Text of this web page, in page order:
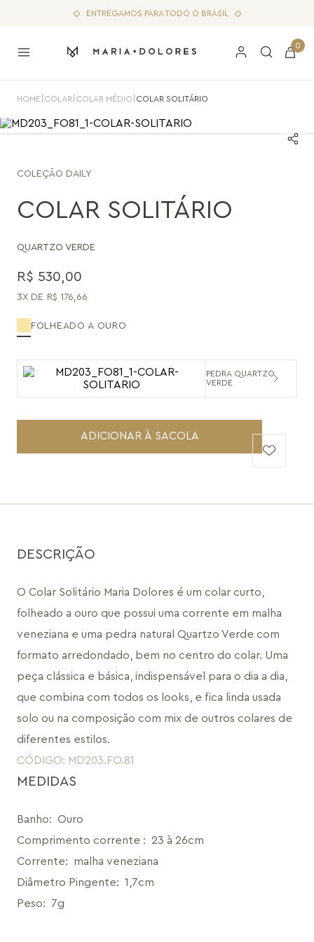
ENTREGAMOS PARA TODO O BRASIL
0
HOME COLAR COLAR MÉDIO COLAR SOLITÁRIO
COLEÇÃO DAILY
COLAR SOLITÁRIO
QUARTZO VERDE
R$ 530 00
3 R$ 176 66
FOLHEADO A OURO
PEDRA QUARTZO
VERDE
ADICIONAR À SACOLA
DESCRIÇÃO
O Colar Solitário Maria Dolores é um colar curto,
folheado a ouro que possui uma corrente em malha
veneziana e uma pedra natural Quartzo Verde com
formato arredondado, bem no centro do colar. Uma
peça clássica e básica, indispensável para o dia a dia,
que combina com todos os looks, e fica linda usada
solo ou na composição com mix de outros colares de
diferentes estilos.
CÓDIGO: MD203.FO.81
MEDIDAS
Banho: Ouro
Comprimento corrente : 23 à 26cm
Corrente:
malha veneziana
Diâmetro Pingente: 1,7cm
Peso: 7g